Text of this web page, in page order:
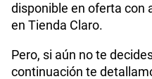
Peso
disponible en oferta con
en Tienda Claro.
Pero, si aún no te
continuación te